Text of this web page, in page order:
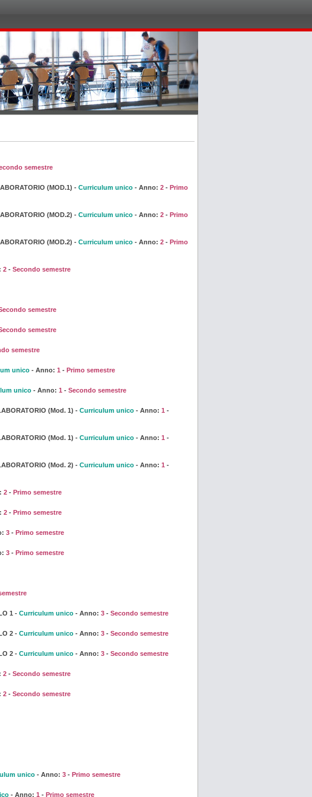
semestre
(MOD.1) - Curriculum unico - Anno: 2 - Primo
(MOD.2) - Curriculum unico - Anno: 2 - Primo
(MOD.2) - Curriculum unico - Anno: 2 - Primo
2 - Secondo semestre
semestre
semestre
semestre
unico - Anno: 1 - Primo semestre
unico - Anno: 1 - Secondo semestre
(Mod. 1) - Curriculum unico - Anno: 1 -
(Mod. 1) - Curriculum unico - Anno: 1 -
(Mod. 2) - Curriculum unico - Anno: 1 -
2 - Primo semestre
2 - Primo semestre
3 - Primo semestre
3 - Primo semestre
1 - Curriculum unico - Anno: 3 - Secondo semestre
2 - Curriculum unico - Anno: 3 - Secondo semestre
2 - Curriculum unico - Anno: 3 - Secondo semestre
2 - Secondo semestre
2 - Secondo semestre
unico - Anno: 3 - Primo semestre
- Anno: 1 - Primo semestre